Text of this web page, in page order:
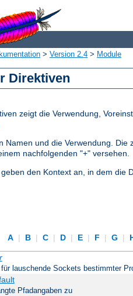
> Version 2.4 > Module
Direktiven
zeigt die Verwendung,
Namen und die Verwendung.
nachfolgenden "+" versehen.
den Kontext an, in dem die
A | B | C | D | E | F | G |
lauschende Sockets bestimmter
Pfadangaben zu